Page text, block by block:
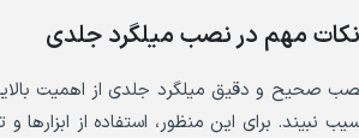
نکات مهم در نصب میلگرد جلدی
صحیح و دقیق میلگرد جلدی از اهمیت
نبیند. برای این منظور، استفاده از